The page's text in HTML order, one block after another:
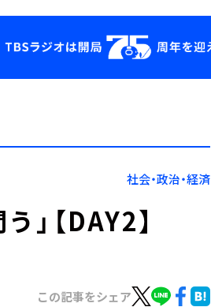
YouTube
会社情報社会・政治・経済
【DAY2】
この記事をシェア